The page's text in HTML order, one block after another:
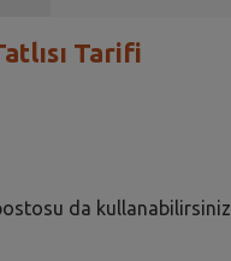
Tarifi
da kullanabilirsiniz